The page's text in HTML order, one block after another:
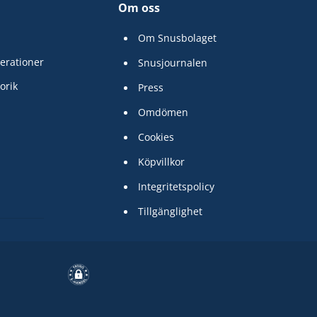
Om oss
Om Snusbolaget
Snusjournalen
Press
Omdömen
Cookies
Köpvillkor
Integritetspolicy
Tillgänglighet